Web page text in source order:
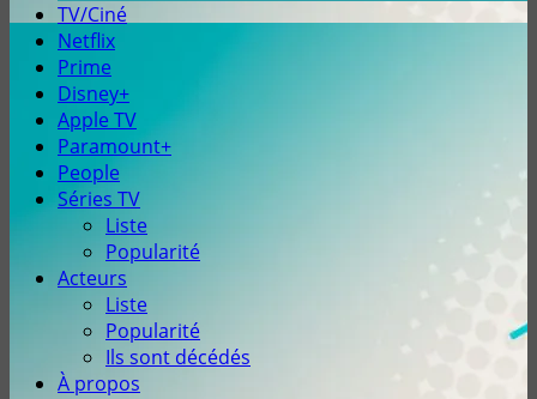
TV/Ciné
Netflix
Prime
Disney+
Apple TV
Paramount+
People
Séries TV
Liste
Popularité
Acteurs
Liste
Popularité
Ils sont décédés
À propos